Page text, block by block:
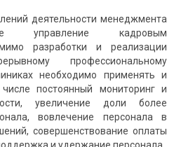
деятельности менеджмента
управление кадровым
разработки и реализации
профессиональному
необходимо применять и
постоянный мониторинг и
увеличение доли более
вовлечение персонала в
совершенствование оплаты